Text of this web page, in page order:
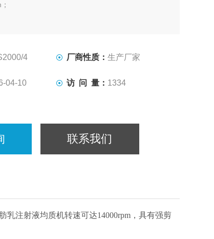
4 厂商性质：生产厂家
04-10 访 问 量： 1334
联系我们
乳注射液均质机转速可达14000rpm，具有强剪